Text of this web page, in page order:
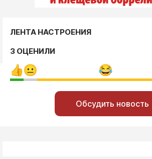
ЛЕНТА НАСТРОЕНИЯ
3 ОЦЕНИЛИ
Обсудить новость